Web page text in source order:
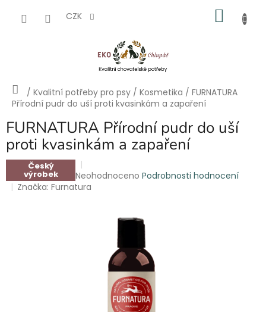
CZK
Domů
/ Kvalitní potřeby pro psy / Kosmetika / FURNATURA
Přírodní pudr do uší proti kvasinkám a zapaření
FURNATURA Přírodní pudr do uší
proti kvasinkám a zapaření
Český
výrobek
Průměrné
hodnocení
hvězdiček.
Neohodnoceno Podrobnosti hodnocení
Značka:Furnatura